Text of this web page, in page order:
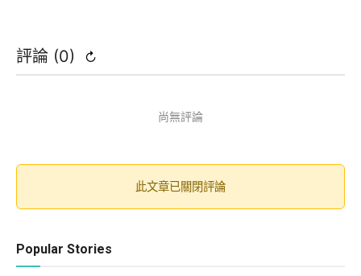
評論 (0) ↻
尚無評論
此文章已關閉評論
Popular Stories